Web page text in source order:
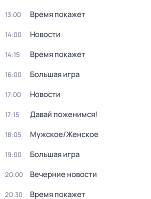
13:00 Время покажет
14:00 Новости
14:15 Время покажет
16:00 Большая игра
17:00 Новости
17:15 Давай поженимся!
18:05 Мужское/Женское
19:00 Большая игра
20:00 Вечерние новости
20:30 Время покажет